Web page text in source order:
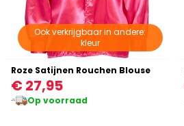
Ook verkrijgbaar in andere:
kleur
Roze Satijnen Rouchen Blouse
€ 27,95
Op voorraad